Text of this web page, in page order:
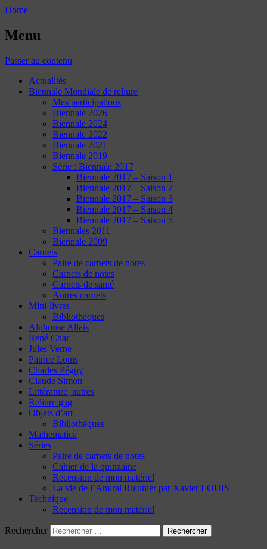
Home
Menu
Passer au contenu
Actualités
Biennale Mondiale de reliure
Mes participations
Biennale 2026
Biennale 2024
Biennale 2022
Biennale 2021
Biennale 2019
Série : Biennale 2017
Biennale 2017 – Saison 1
Biennale 2017 – Saison 2
Biennale 2017 – Saison 3
Biennale 2017 – Saison 4
Biennale 2017 – Saison 5
Biennales 2011
Biennale 2009
Carnets
Paire de carnets de notes
Carnets de notes
Carnets de santé
Autres carnets
Mini-livres
Bibliothèques
Alphonse Allais
René Char
Jules Verne
Patrice Louis
Charles Péguy
Claude Simon
Littérature, autres
Reliure gag
Objets d’art
Bibliothèques
Mathematica
Séries
Paire de carnets de notes
Cahier de la quinzaine
Recension de mon matériel
La vie de l’Amiral Rieunier par Xavier LOUIS
Technique
Recension de mon matériel
Rechercher